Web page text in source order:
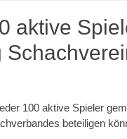
aktive
100 aktive Spieler
beteiligen